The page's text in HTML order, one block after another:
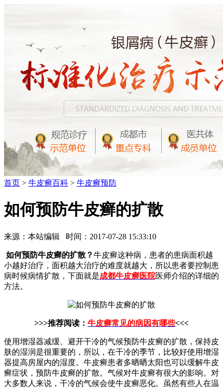
首页 > 牛皮癣百科 > 牛皮癣预防
如何预防牛皮癣的扩散
来源：本站编辑 时间：2017-07-28 15:33:10
如何预防牛皮癣的扩散？牛皮癣这种病，患者的患病面积越
小越好治疗，面积越大治疗的难度就越大，所以患者要控制患
病时候病情扩散，下面就是成都牛皮癣医院医师介绍的详细的
方法。
>>>推荐阅读： 牛皮癣常见的病因有哪些<<<
使用增湿器减缓、避开干冷的气候预防牛皮癣的扩散，保持皮
肤的湿润是很重要的，所以，在干冷的季节，比较好使用增湿
器提高房屋内的湿度。牛皮癣患者多晒晒太阳也可以缓解牛皮
癣症状，预防牛皮癣的扩散。气候对牛皮癣有很大的影响。对
大多数人来说，干冷的气候会使牛皮癣恶化。虽然有些人在温